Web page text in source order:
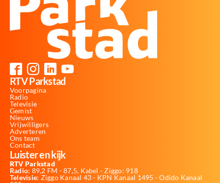
RTV Parkstad
Voorpagina
Radio
Televisie
Gemist
Nieuws
Vrijwilligers
Adverteren
Ons team
Contact
Luister en kijk
RTV Parkstad
Radio: 89,2 FM - 87,5, Kabel - Ziggo: 918
Televisie: Ziggo Kanaal 43 - KPN Kanaal 1495 - Odido Kanaal